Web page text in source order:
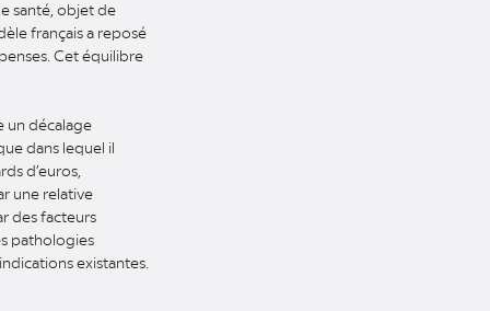
santé, objet de
français a reposé
Cet équilibre
un décalage
dans lequel il
d’euros,
une relative
des facteurs
pathologies
existantes.